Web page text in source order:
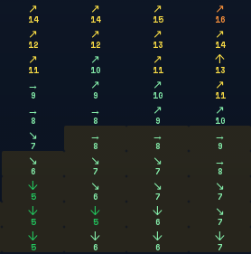
↗
14
↗
14
↗
15
↗
16
↗
12
↗
12
↗
13
↗
14
↗
11
↗
10
↗
11
↑
13
→
9
↗
9
↗
10
↗
11
→
8
→
8
↗
9
↗
10
↘
7
→
8
→
8
→
9
↘
6
↘
7
↘
7
→
8
↓
5
↘
6
↘
7
↘
7
↓
5
↓
5
↓
6
↘
7
↓
5
↓
6
↓
6
↓
7